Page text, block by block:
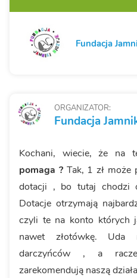
ORGANIZATOR:
Fundacja
Kochani, wiecie, że na
pomaga ?Tak, 1 zł może
dotacji , bo tutaj chodzi
Dotacje otrzymają
czyli te na konto których
nawet złotówkę.
darczyńców , a
zarekomendują naszą
Fundacja